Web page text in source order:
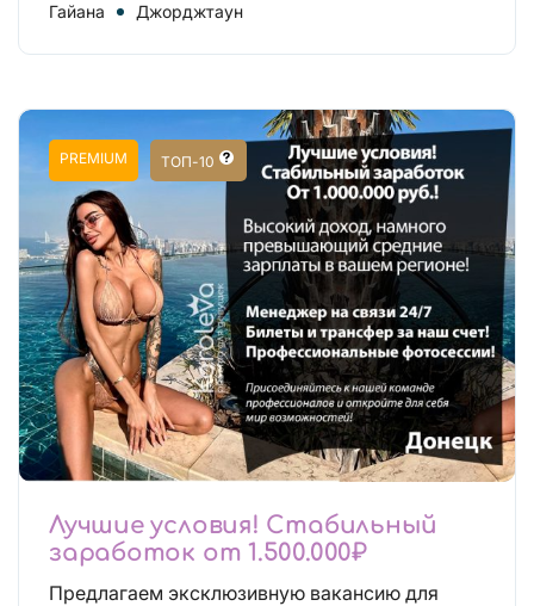
Гайана Джорджтаун
PREMIUM ТОП-10
Лучшие условия! Стабильный
заработок от 1.500.000₽
Предлагаем эксклюзивную вакансию для